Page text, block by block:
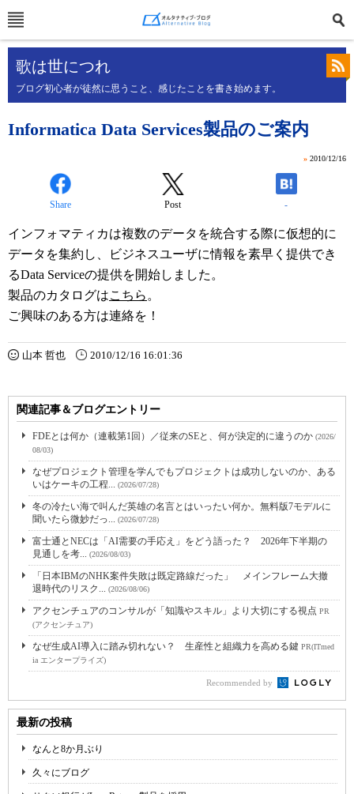
歌は世につれ
ブログ初心者が徒然に思うこと、感じたことを書き始めます。
Informatica Data Services製品のご案内
» 2010/12/16
Share Post -
インフォマティカは複数のデータを統合する際に仮想的に
データを集約し、ビジネスユーザに情報を素早く提供でき
るData Serviceの提供を開始しました。
製品のカタログはこちら 。
ご興味のある方は連絡を！
山本 哲也 2010/12/16 16:01:36
関連記事＆ブログエントリー
FDEとは何か（連載第1回）／従来のSEと、何が決定的に違うのか (2026/
08/03)
なぜプロジェクト管理を学んでもプロジェクトは成功しないのか、ある
いはケーキの工程... (2026/07/28)
冬の冷たい海で叫んだ英雄の名言とはいったい何か。無料版7モデルに
聞いたら微妙だっ... (2026/07/28)
富士通とNECは「AI需要の手応え」をどう語った？ 2026年下半期の
見通しを考... (2026/08/03)
「日本IBMのNHK案件失敗は既定路線だった」 メインフレーム大撤
退時代のリスク... (2026/08/06)
アクセンチュアのコンサルが「知識やスキル」より大切にする視点 PR
(アクセンチュア)
なぜ生成AI導入に踏み切れない？ 生産性と組織力を高める鍵 PR(ITmed
ia エンタープライズ)
Recommended by
最新の投稿
なんと8か月ぶり
久々にブログ